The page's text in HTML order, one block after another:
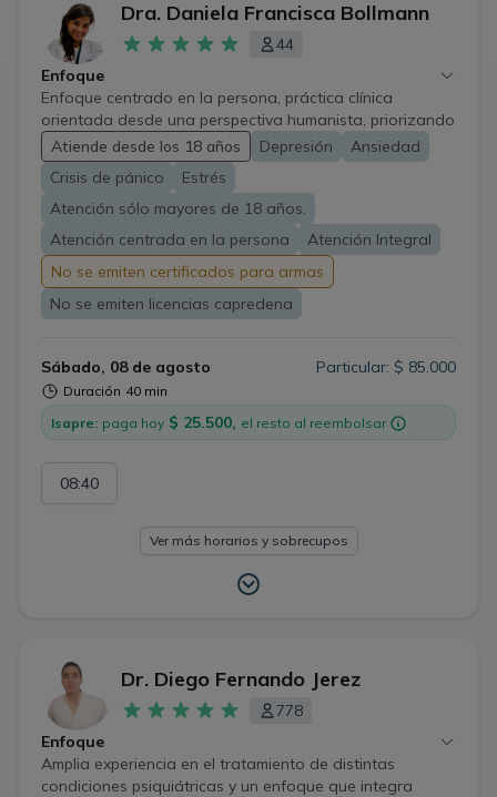
Dra. Daniela Francisca Bollmann
44
Enfoque
Enfoque centrado en la persona, práctica clínica
orientada desde una perspectiva humanista, priorizando
la escucha activa, el vínculo terapéutico y el respeto por
la experiencia subjetiva de cada paciente.
Atiende desde los 18 años Depresión
Ansiedad
Crisis de pánico
Estrés
Atención sólo mayores de 18 años.
Atención centrada en la persona
Atención Integral
No se emiten certificados para armas
No se emiten licencias capredena
Sábado, 08 de agosto
Duración 40 min
Particular: $ 85.000
Isapre: paga hoy $ 25.500, el resto al reembolsar
08:40
Ver más horarios y sobrecupos
Dr. Diego Fernando Jerez
778
Enfoque
Amplia experiencia en el tratamiento de distintas
condiciones psiquiátricas y un enfoque que integra